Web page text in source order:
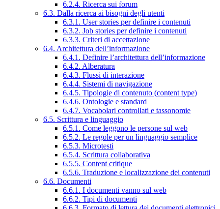
6.2.4. Ricerca sui forum
6.3. Dalla ricerca ai bisogni degli utenti
6.3.1. User stories per definire i contenuti
6.3.2. Job stories per definire i contenuti
6.3.3. Criteri di accettazione
6.4. Architettura dell’informazione
6.4.1. Definire l’architettura dell’informazione
6.4.2. Alberatura
6.4.3. Flussi di interazione
6.4.4. Sistemi di navigazione
6.4.5. Tipologie di contenuto (content type)
6.4.6. Ontologie e standard
6.4.7. Vocabolari controllati e tassonomie
6.5. Scrittura e linguaggio
6.5.1. Come leggono le persone sul web
6.5.2. Le regole per un linguaggio semplice
6.5.3. Microtesti
6.5.4. Scrittura collaborativa
6.5.5. Content critique
6.5.6. Traduzione e localizzazione dei contenuti
6.6. Documenti
6.6.1. I documenti vanno sul web
6.6.2. Tipi di documenti